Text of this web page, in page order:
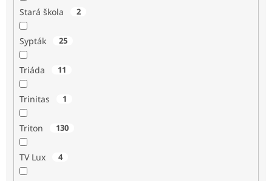
Stará škola 2
Sypták 25
Triáda 11
Trinitas 1
Triton 130
TV Lux 4